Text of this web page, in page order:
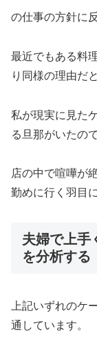
の仕事の方針に
最近でもある料
り同様の理由だ
私が現実に見た
る旦那がいたの
店の中で喧嘩が
勤めに行く羽目
夫婦で上手
を分析する
上記いずれのケ
通しています。